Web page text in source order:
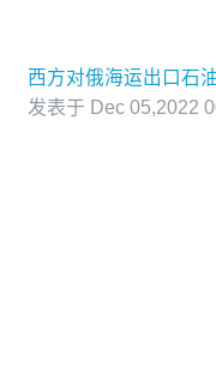
西方对俄海运出口石
发表于 Dec 05,2022